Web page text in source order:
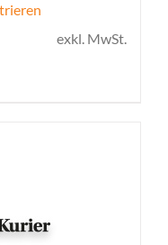
exkl. MwSt.